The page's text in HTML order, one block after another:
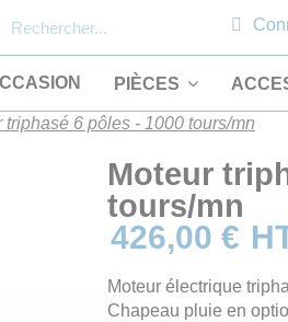
PIÈCES
triphasé 6 pôles - 1000 tours/mn
Moteur
tours/mn
426,00 €
Moteur électrique
Chapeau pluie en